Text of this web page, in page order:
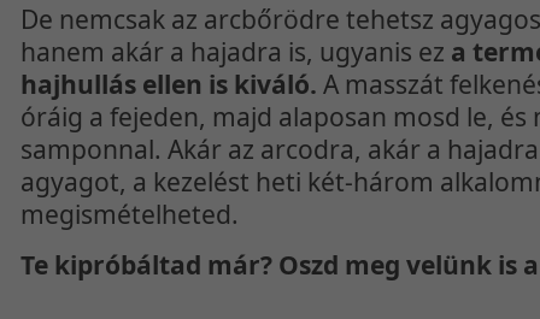
De nemcsak az arcbőrödre tehetsz
hanem akár a hajadra is, ugyanis ez a
hajhullás ellen is kiváló. A masszát
óráig a fejeden, majd alaposan mosd le, és
samponnal. Akár az arcodra, akár a
agyagot, a kezelést heti két-három
megismételheted.
Te kipróbáltad már? Oszd meg velünk is